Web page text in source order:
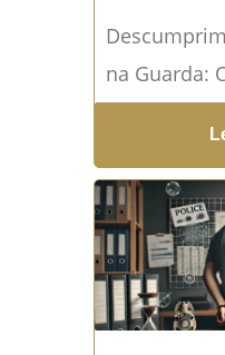
na Guarda:
Fazer? A
visitas não
direito do
→